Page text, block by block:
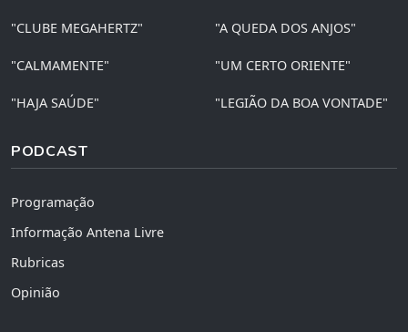
"CLUBE MEGAHERTZ" "A QUEDA DOS ANJOS"
"CALMAMENTE" "UM CERTO ORIENTE"
"HAJA SAÚDE" "LEGIÃO DA BOA VONTADE"
PODCAST
Programação
Informação Antena Livre
Rubricas
Opinião